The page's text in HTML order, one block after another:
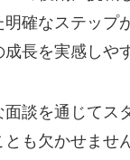
確なステップ
長を実感しや
面談を通じてス
も欠かせませ